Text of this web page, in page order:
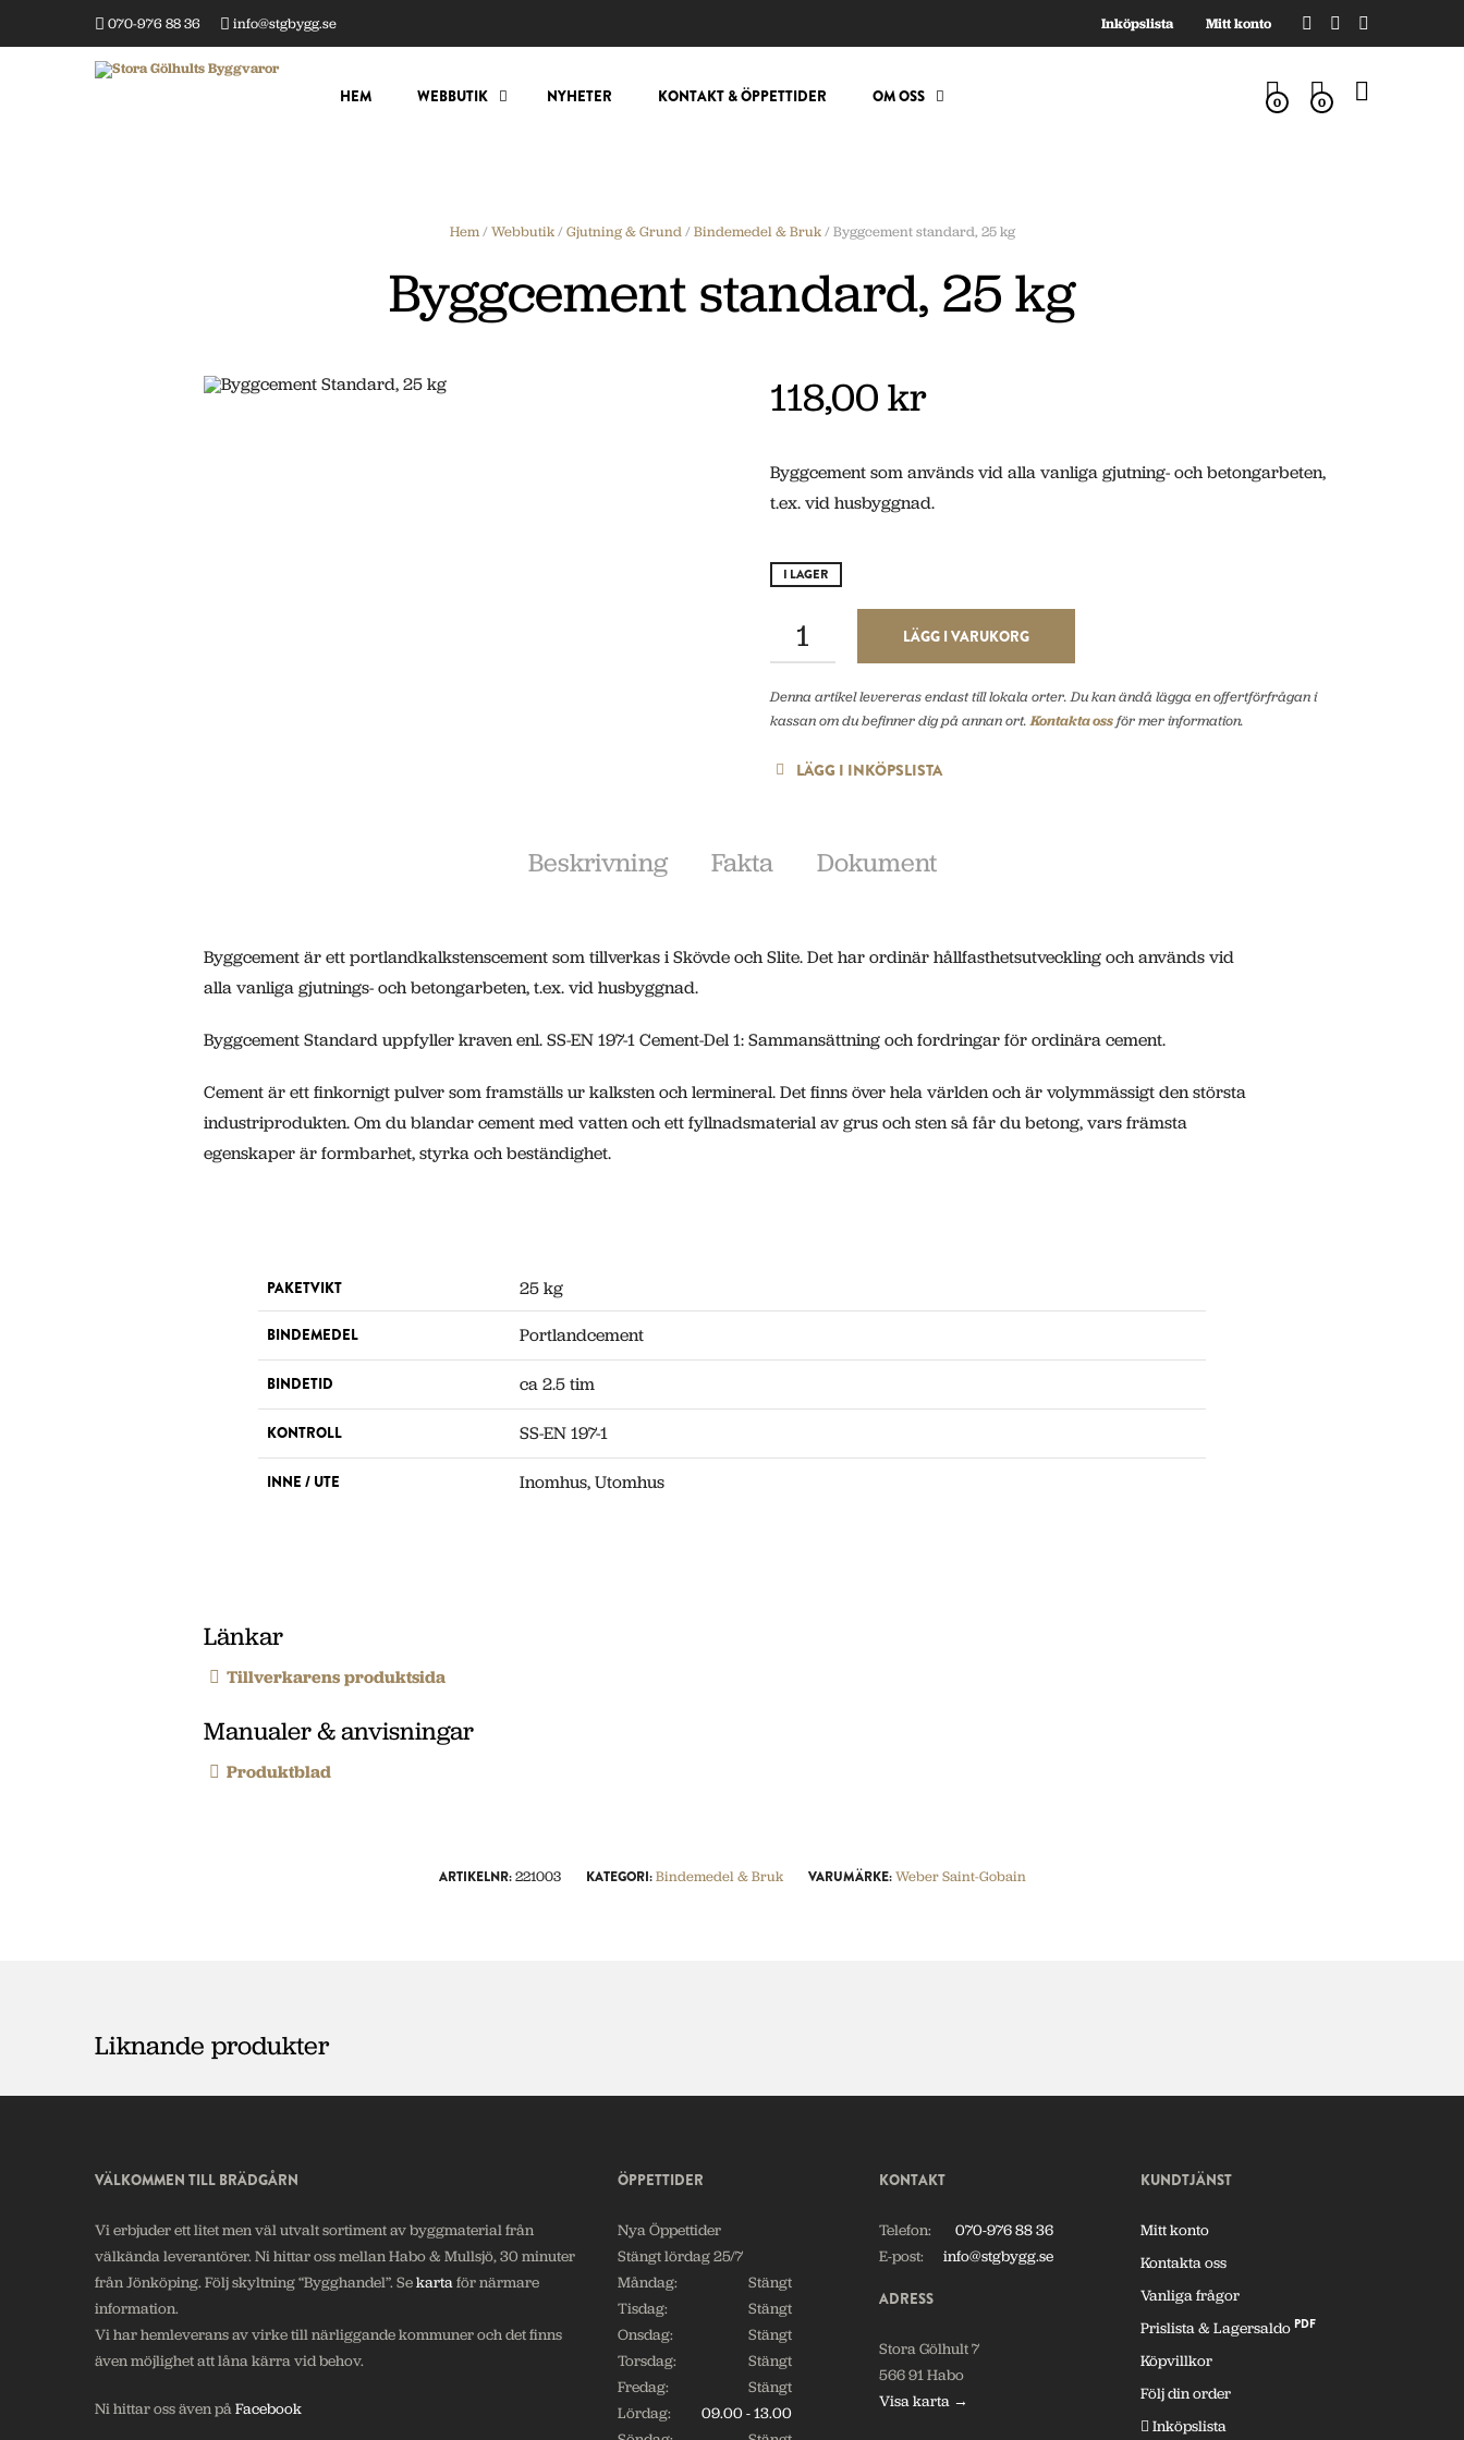
070-976 88 36 info@stgbygg.se Inköpslista Mitt konto
HEM WEBBUTIK NYHETER KONTAKT & ÖPPETTIDER OM OSS 0 0
Hem/Webbutik/Gjutning & Grund/Bindemedel & Bruk/ Byggcement standard, 25 kg
Byggcement standard, 25 kg
118,00 kr
Byggcement som används vid alla vanliga gjutning- och betongarbeten,
t.ex. vid husbyggnad.
I LAGER
LÄGG I VARUKORG
Denna artikel levereras endast till lokala orter. Du kan ändå lägga en offertförfrågan i
kassan om du befinner dig på annan ort.Kontakta ossför mer information.
LÄGG I INKÖPSLISTA
Beskrivning Fakta Dokument
Byggcement är ett portlandkalkstenscement som tillverkas i Skövde och Slite. Det har ordinär hållfasthetsutveckling och används vid
alla vanliga gjutnings- och betongarbeten, t.ex. vid husbyggnad.
Byggcement Standard uppfyller kraven enl. SS-EN 197-1 Cement-Del 1: Sammansättning och fordringar för ordinära cement.
Cement är ett finkornigt pulver som framställs ur kalksten och lermineral. Det finns över hela världen och är volymmässigt den största
industriprodukten. Om du blandar cement med vatten och ett fyllnadsmaterial av grus och sten så får du betong, vars främsta
egenskaper är formbarhet, styrka och beständighet.
PAKETVIKT 25 kg
BINDEMEDEL Portlandcement
BINDETID ca 2.5 tim
KONTROLL SS-EN 197-1
INNE / UTE Inomhus, Utomhus
Länkar
Tillverkarens produktsida
Manualer & anvisningar
Produktblad
ARTIKELNR:221003 KATEGORI:Bindemedel & Bruk VARUMÄRKE:Weber Saint-Gobain
Liknande produkter
VÄLKOMMEN TILL BRÄDGÅRN
Vi erbjuder ett litet men väl utvalt sortiment av byggmaterial från
välkända leverantörer. Ni hittar oss mellan Habo & Mullsjö, 30 minuter
från Jönköping. Följ skyltning “Bygghandel”. Sekartaför närmare
information.
Vi har hemleverans av virke till närliggande kommuner och det finns
även möjlighet att låna kärra vid behov.
Ni hittar oss även påFacebook
ÖPPETTIDER
Nya Öppettider
Stängt lördag 25/7
Måndag:
Stängt
Tisdag:
Stängt
Onsdag:
Stängt
Torsdag:
Stängt
Fredag:
Stängt
Lördag:
09.00 - 13.00
KONTAKT
Telefon:
070-976 88 36
E-post:
info@stgbygg.se
ADRESS
Stora Gölhult 7
566 91 Habo
Visa karta →
KUNDTJÄNST
Mitt konto
Kontakta oss
Vanliga frågor
Prislista & Lagersaldo PDF
Köpvillkor
Följ din order
Inköpslista